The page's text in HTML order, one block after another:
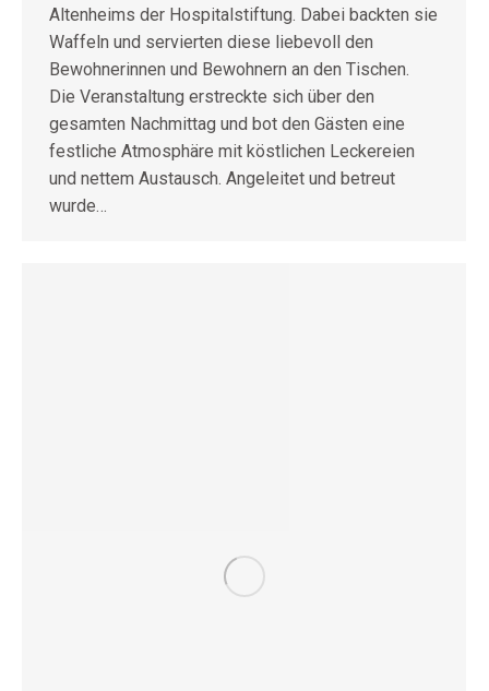
Altenheims der Hospitalstiftung. Dabei backten sie
Waffeln und servierten diese liebevoll den
Bewohnerinnen und Bewohnern an den Tischen.
Die Veranstaltung erstreckte sich über den
gesamten Nachmittag und bot den Gästen eine
festliche Atmosphäre mit köstlichen Leckereien
und nettem Austausch. Angeleitet und betreut
wurde…